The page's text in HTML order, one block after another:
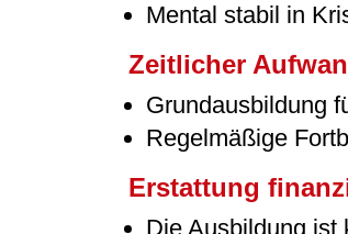
Mental stabil in
Zeitlicher
Grundausbildung
Regelmäßige
Erstattung
Die Ausbildung ist